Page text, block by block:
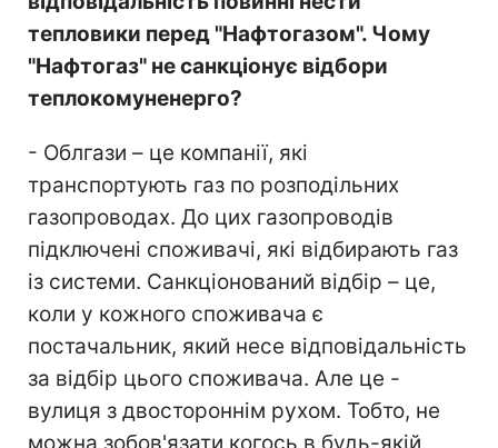
тепловики перед "Нафтогазом". Чому
"Нафтогаз" не санкціонує відбори
теплокомуненерго?
- Облгази – це компанії, які
транспортують газ по розподільних
газопроводах. До цих газопроводів
підключені споживачі, які відбирають газ
із системи. Санкціонований відбір – це,
коли у кожного споживача є
постачальник, який несе відповідальність
за відбір цього споживача. Але це -
вулиця з двостороннім рухом. Тобто, не
можна зобов'язати когось в будь-якій